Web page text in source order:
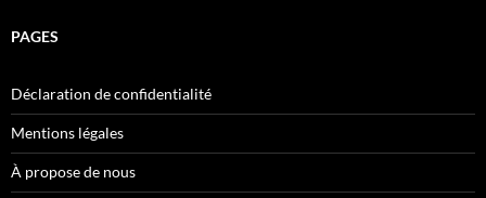
PAGES
Déclaration de confidentialité
Mentions légales
À propose de nous